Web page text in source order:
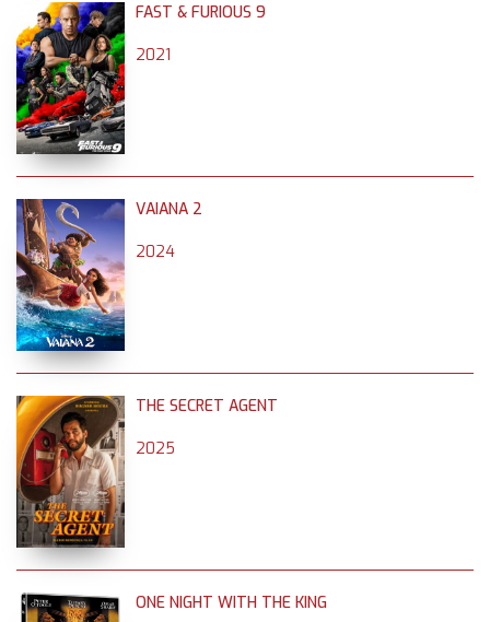
FAST & FURIOUS 9
2021
VAIANA 2
2024
THE SECRET AGENT
2025
ONE NIGHT WITH THE KING